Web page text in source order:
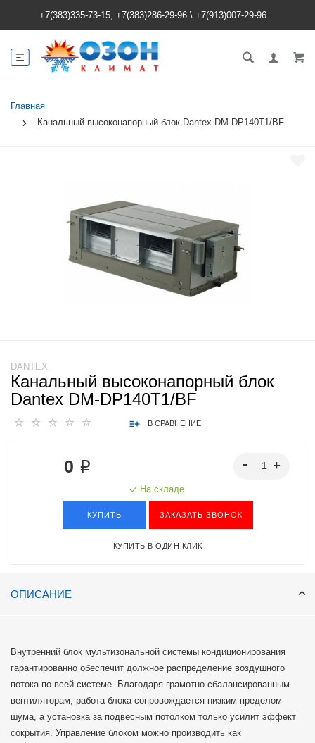
+7(383)335-73-15, +7(383)286-29-96 \ +7(913)007-29-96
Главная
Канальный высоконапорный блок Dantex DM-DP140T1/BF
DANTEX
Канальный высоконапорный блок
Dantex DM-DP140T1/BF
В СРАВНЕНИЕ
0 ₽
На складе
КУПИТЬ ЗАКАЗАТЬ ЗВОНОК
КУПИТЬ В ОДИН КЛИК
ОПИСАНИЕ
Внутренний блок мультизональной системы кондиционирования
гарантированно обеспечит должное распределение воздушного
потока по всей системе. Благодаря грамотно сбалансированным
вентиляторам, работа блока сопровождается низким пределом
шума, а установка за подвесным потолком только усилит эффект
сокрытия. Управление блоком можно производить как